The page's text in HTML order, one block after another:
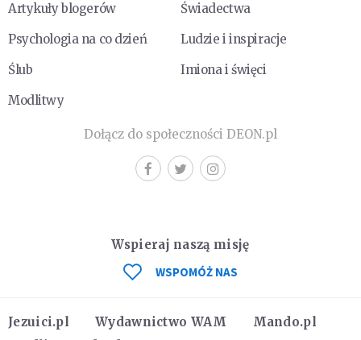
Artykuły blogerów
Świadectwa
Psychologia na co dzień
Ludzie i inspiracje
Ślub
Imiona i święci
Modlitwy
Dołącz do społeczności DEON.pl
Jezuici.pl Wydawnictwo WAM
Mando.pl
Wspieraj naszą misję
WSPOMÓŻ NAS